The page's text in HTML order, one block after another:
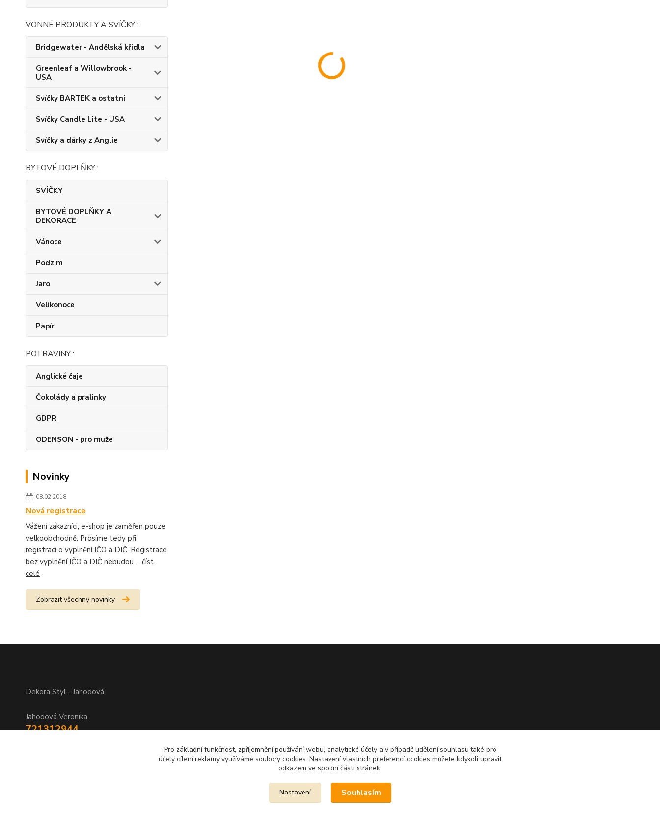
VONNÉ PRODUKTY A SVÍČKY :
Bridgewater - Andělská křídla
Greenleaf a Willowbrook -
USA
Svíčky BARTEK a ostatní
Svíčky Candle Lite - USA
Svíčky a dárky z Anglie
BYTOVÉ DOPLŇKY :
SVÍČKY
BYTOVÉ DOPLŇKY A
DEKORACE
Vánoce
Podzim
Jaro
Velikonoce
Papír
POTRAVINY :
Anglické čaje
Čokolády a pralinky
GDPR
ODENSON - pro muže
Novinky
08.02.2018
Nová registrace
Vážení zákazníci, e-shop je zaměřen pouze
velkoobchodně. Prosíme tedy při
registraci o vyplnění IČO a DIČ. Registrace
bez vyplnění IČO a DIČ nebudou ... číst
celé
Zobrazit všechny novinky
Dekora Styl - Jahodová
Jahodová Veronika
721312944
Pro základní funkčnost, zpříjemnění používání webu, analytické účely a v případě udělení souhlasu také pro
účely cílení reklamy využíváme soubory cookies. Nastavení vlastních preferencí cookies můžete kdykoli upravit
odkazem ve spodní části stránek.
Nastavení Souhlasím